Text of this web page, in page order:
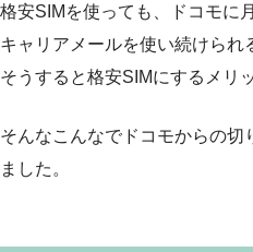
格安SIMを使っても、ドコモに
キャリアメールを使い続けられ
そうすると格安SIMにするメリ
そんなこんなでドコモからの切
ました。